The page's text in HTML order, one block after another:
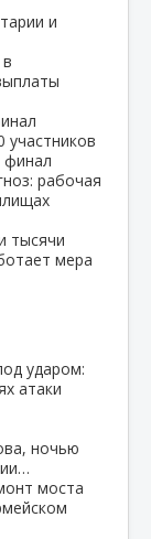
и
участников
рабочая
тысячи
мера
ударом:
атаки
ночью
моста